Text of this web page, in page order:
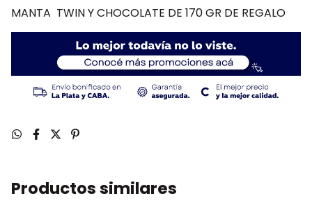
MANTA TWIN Y CHOCOLATE DE 170 GR DE REGALO
Productos similares